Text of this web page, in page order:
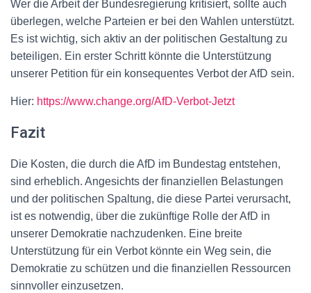
Wer die Arbeit der Bundesregierung kritisiert, sollte auch
überlegen, welche Parteien er bei den Wahlen unterstützt.
Es ist wichtig, sich aktiv an der politischen Gestaltung zu
beteiligen. Ein erster Schritt könnte die Unterstützung
unserer Petition für ein konsequentes Verbot der AfD sein.
Hier: https://www.change.org/AfD-Verbot-Jetzt
Fazit
Die Kosten, die durch die AfD im Bundestag entstehen,
sind erheblich. Angesichts der finanziellen Belastungen
und der politischen Spaltung, die diese Partei verursacht,
ist es notwendig, über die zukünftige Rolle der AfD in
unserer Demokratie nachzudenken. Eine breite
Unterstützung für ein Verbot könnte ein Weg sein, die
Demokratie zu schützen und die finanziellen Ressourcen
sinnvoller einzusetzen.